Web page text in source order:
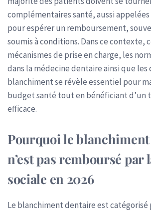
complémentaires santé, aussi
pour espérer un remboursement,
soumis à conditions. Dans ce contexte,
mécanismes de prise en charge, les
dans la médecine dentaire ainsi que les
blanchiment se révèle essentiel pour
budget santé tout en bénéficiant d’un
efficace.
Pourquoi le
n’est pas remboursé par
sociale en 2026
Le blanchiment dentaire est catégorisé